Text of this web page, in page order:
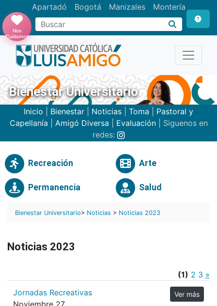
Apartadó Bogotá Manizales Montería
Buscar
Nos
Cuidamos
Bienestar Universitario
Inicio Bienestar Noticias Toma
Pastoral y
Capellanía
Amigó Diversa Evaluación| Siguenos en
redes:
Recreación Arte
Permanencia Salud
Bienestar Universitario> Noticias > Noticias 2023
Noticias 2023
(1) 2 3 »
Jornadas Recreativas
Ver más